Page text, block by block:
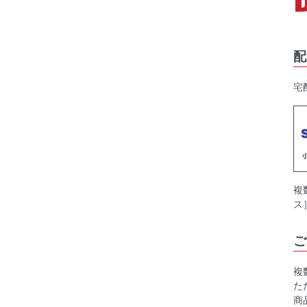
宅
複
ス
複
た
商